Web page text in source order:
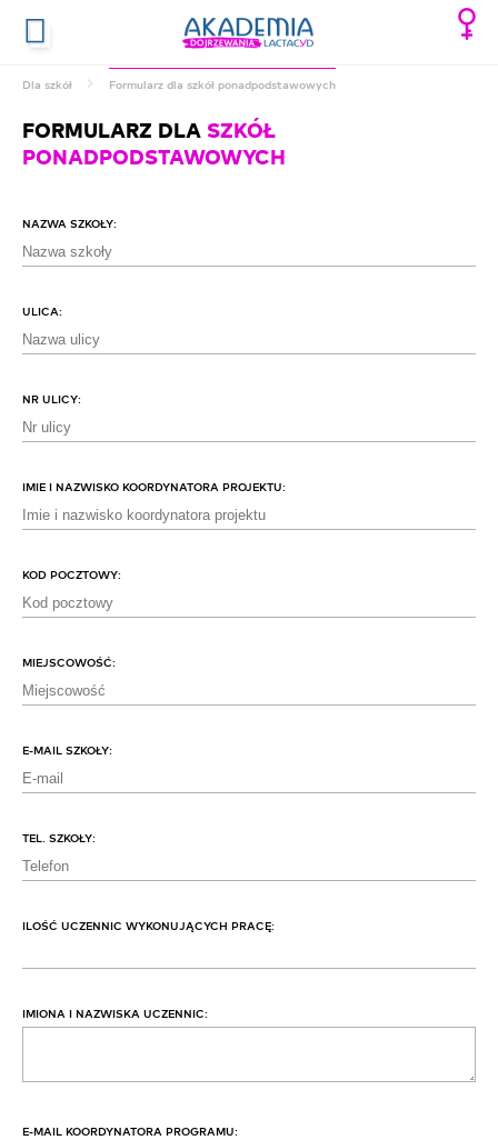
Dla szkół Formularz dla szkół ponadpodstawowych
FORMULARZ DLA SZKÓŁ
PONADPODSTAWOWYCH
NAZWA SZKOŁY:
ULICA:
NR ULICY:
IMIE I NAZWISKO KOORDYNATORA PROJEKTU:
KOD POCZTOWY:
MIEJSCOWOŚĆ:
E-MAIL SZKOŁY:
TEL. SZKOŁY:
ILOŚĆ UCZENNIC WYKONUJĄCYCH PRACĘ:
IMIONA I NAZWISKA UCZENNIC:
E-MAIL KOORDYNATORA PROGRAMU: